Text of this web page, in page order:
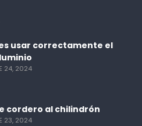
usar correctamente el
24, 2024
cordero al chilindrón
23, 2024